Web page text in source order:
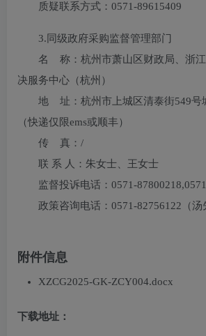
质疑联系方式： 0571-89615409
3. 同级政府采购监督管理部门
名 称：杭州市萧山区财政局、浙
决服务中心（杭州）
地 址：杭州市上城区清泰街549号
（快递仅限ems或顺丰）
传 真：/
联 系 人：朱女士、王女士
监督投诉电话：0571-
政策咨询电话：0571-82756122（汤
附件信息
XZCG2025-GK-ZCY004.docx
下载地址：